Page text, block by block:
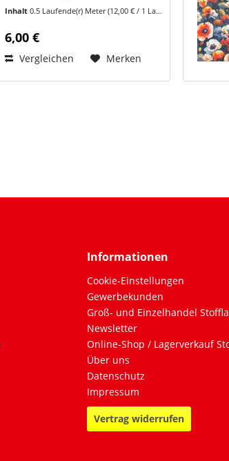
https://www.youtube.com/shorts/r7x1_0Hi2ew
passen sehr schön dazu:
Musselin Uni Blush 242...
Inhalt0.5 Laufende(r) Meter(12,00 € / 1 Laufende(r) Meter)
6,00 €
Vergleichen Merken
Informationen
Cookie-Einstellungen
Gewerbekunden
Groß- und Einzelhandel
Newsletter
Online-Shop / Lagerverkauf
Über uns
Datenschutz
Impressum
Vertrag widerrufen